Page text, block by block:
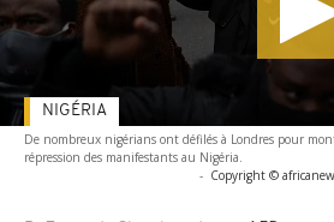
De nombreux nigérians ont défilés à Londres pour
répression des manifestants au Nigéria.
- Copyright ©
NIGÉRIA